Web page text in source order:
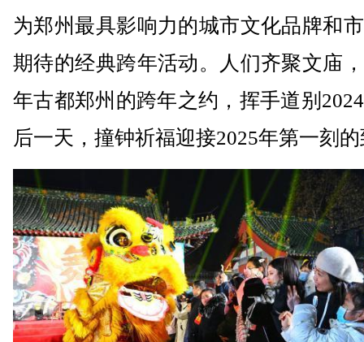
为郑州最具影响力的城市文化品牌和
期待的经典跨年活动。人们齐聚文庙
年古都郑州的跨年之约，挥手道别
后一天，撞钟祈福迎接2025年第一刻